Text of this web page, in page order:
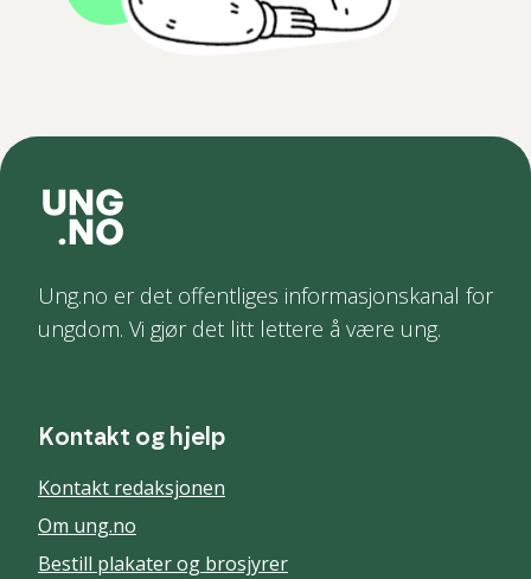
Ung.no er det offentliges informasjonskanal for
ungdom. Vi gjør det litt lettere å være ung.
Kontakt og hjelp
Kontakt redaksjonen
Om ung.no
Bestill plakater og brosjyrer